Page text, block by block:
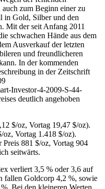
zum Beginn einer zu
in Gold, Silber und den
Mit der seit Anfang 2011
schwachen Hände aus dem
Ausverkauf der letzten
und freundlicheren
In der kommenden
in der Zeitschrift
Investor-4-2009-S-44-
deutlich angehoben
$/oz, Vortag 19,47 $/oz).
oz, Vortag 1.418 $/oz).
Preis 881 $/oz, Vortag 904
seitwärts.
verliert 3,5 % oder 3,6 auf
fallen Goldcorp 4,2 %, sowie
Bei den kleineren Werten